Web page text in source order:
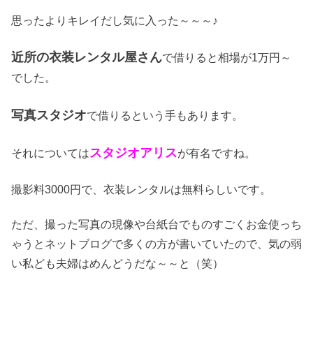
思ったよりキレイだし気に入った～～～♪
近所の衣装レンタル屋さんで借りると相場が1万円～
でした。
写真スタジオで借りるという手もあります。
それについてはスタジオアリスが有名ですね。
撮影料3000円で、衣装レンタルは無料らしいです。
ただ、撮った写真の現像や台紙台でものすごくお金使っち
ゃうとネットブログで多くの方が書いていたので、気の弱
い私ども夫婦はめんどうだな～～と（笑）